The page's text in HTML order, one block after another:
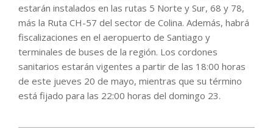
estarán instalados en las rutas 5 Norte y Sur, 68 y 78,
más la Ruta CH-57 del sector de Colina. Además, habrá
fiscalizaciones en el aeropuerto de Santiago y
terminales de buses de la región. Los cordones
sanitarios estarán vigentes a partir de las 18:00 horas
de este jueves 20 de mayo, mientras que su término
está fijado para las 22:00 horas del domingo 23.